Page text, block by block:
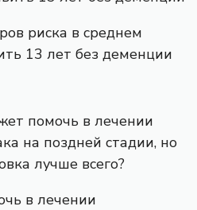
риска в среднем
13 лет без деменции
в лечении